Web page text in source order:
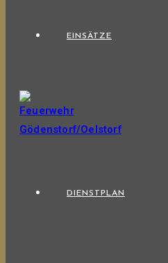
EINSÄTZE
DIENSTPLAN